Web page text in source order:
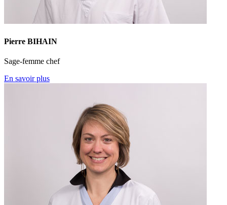
Pierre BIHAIN
Sage-femme chef
En savoir plus